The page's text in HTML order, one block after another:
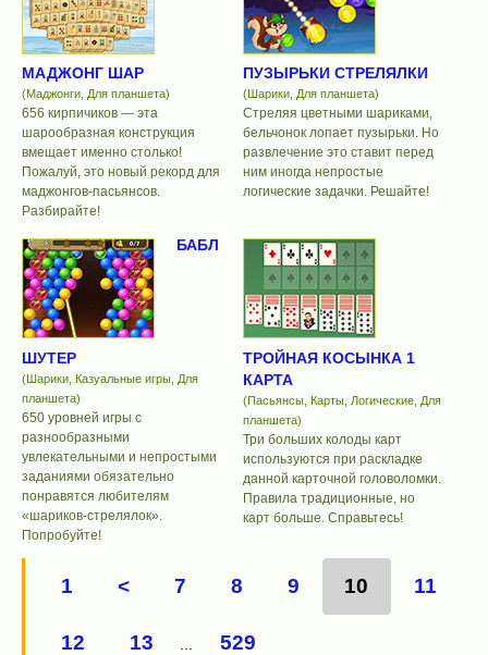
МАДЖОНГ ШАР
(Маджонги, Для планшета)
656 кирпичиков — эта
шарообразная конструкция
вмещает именно столько!
Пожалуй, это новый рекорд для
маджонгов-пасьянсов.
Разбирайте!
ПУЗЫРЬКИ СТРЕЛЯЛКИ
(Шарики, Для планшета)
Стреляя цветными шариками,
бельчонок лопает пузырьки. Но
развлечение это ставит перед
ним иногда непростые
логические задачки. Решайте!
БАБЛ
ШУТЕР
(Шарики, Казуальные игры, Для
планшета)
650 уровней игры с
разнообразными
увлекательными и непростыми
заданиями обязательно
понравятся любителям
«шариков-стрелялок».
Попробуйте!
ТРОЙНАЯ КОСЫНКА 1
КАРТА
(Пасьянсы, Карты, Логические, Для
планшета)
Три больших колоды карт
используются при раскладке
данной карточной головоломки.
Правила традиционные, но
карт больше. Справьтесь!
1 < 7 8 9 10 11
12 13 529